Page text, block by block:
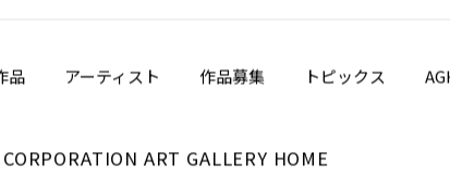
品 アーティスト 作品募集 トピックス
ART GALLERY HOME